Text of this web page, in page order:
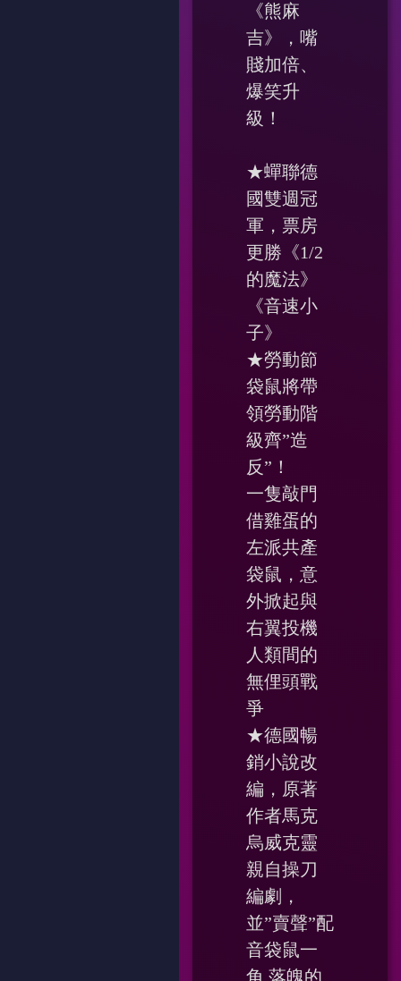
《熊麻
吉》，嘴
賤加倍、
爆笑升
級！
★蟬聯德
國雙週冠
軍，票房
更勝《1/2
的魔法》
《音速小
子》
★勞動節
袋鼠將帶
領勞動階
級齊”造
反”！
一隻敲門
借雞蛋的
左派共產
袋鼠，意
外掀起與
右翼投機
人類間的
無俚頭戰
爭
★德國暢
銷小說改
編，原著
作者馬克
烏威克靈
親自操刀
編劇，
並”賣聲”配
音袋鼠一
角 落魄的